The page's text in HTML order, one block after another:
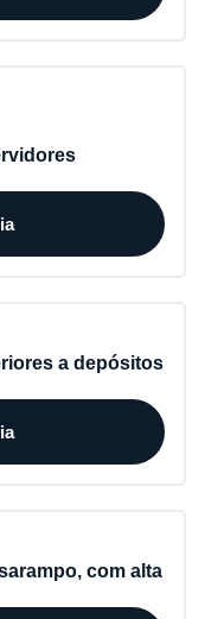
a depósitos
com alta